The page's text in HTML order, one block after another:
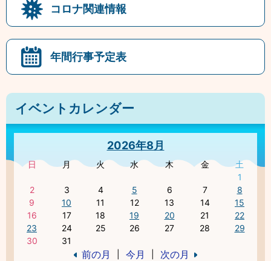
コロナ関連情報
年間行事予定表
イベントカレンダー
2026年8月
日 月 火 水 木 金
土
1
2
3 4 5 6 7
8
9
10 11 12 13 14
15
16
17 18 19 20 21
22
23
24 25 26 27 28
29
30
31
前の月 今月 次の月